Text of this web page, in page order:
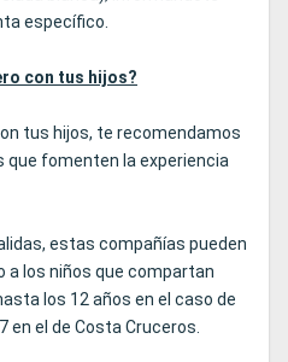
específico.
con tus hijos?
tus hijos, te recomendamos
que fomenten la experiencia
estas compañías pueden
los niños que compartan
los 12 años en el caso de
en el de Costa Cruceros.